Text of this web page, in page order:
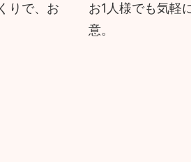
りで、お
お1人様でも気軽
意。